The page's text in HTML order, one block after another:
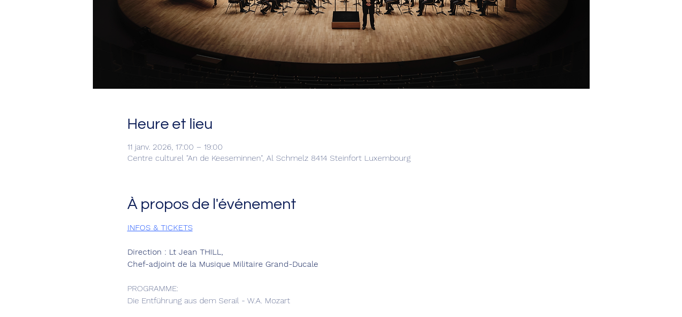
Heure et lieu
11 janv. 2026, 17:00 – 19:00
Centre culturel "An de Keeseminnen", Al Schmelz 8414 Steinfort Luxembourg
À propos de l'événement
INFOS & TICKETS
Direction : Lt Jean THILL,
Chef-adjoint de la Musique Militaire Grand-Ducale
PROGRAMME:
Die Entführung aus dem Serail - W.A. Mozart